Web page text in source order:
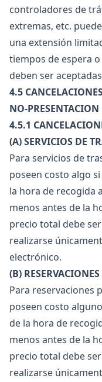
controladores de
extremas, etc.
una extensión
tiempos de espera
deben ser
4.5
NO-PRESENTACION
4.5.1
(A) SERVICIOS DE
Para servicios de
poseen costo algo
la hora de recogida
menos antes de la
precio total debe
realizarse
electrónico.
(B)
Para reservaciones
poseen costo
de la hora de
menos antes de la
precio total debe
realizarse